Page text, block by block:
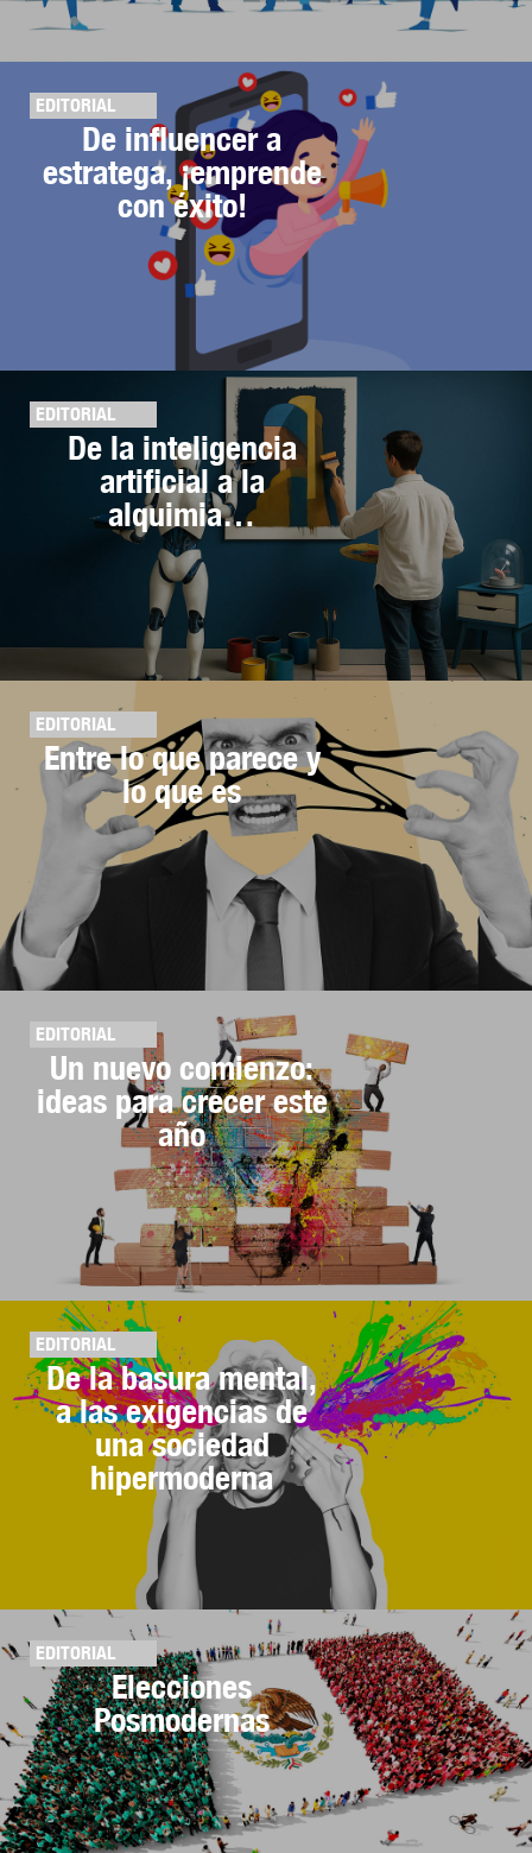
EDITORIAL
De influencer a
estratega, ¡emprende
con éxito!
EDITORIAL
De la inteligencia
artificial a la
alquimia…
EDITORIAL
Entre lo que parece y
lo que es
EDITORIAL
Un nuevo comienzo:
ideas para crecer este
año
EDITORIAL
De la basura mental,
a las exigencias de
una sociedad
hipermoderna
EDITORIAL
Elecciones
Posmodernas